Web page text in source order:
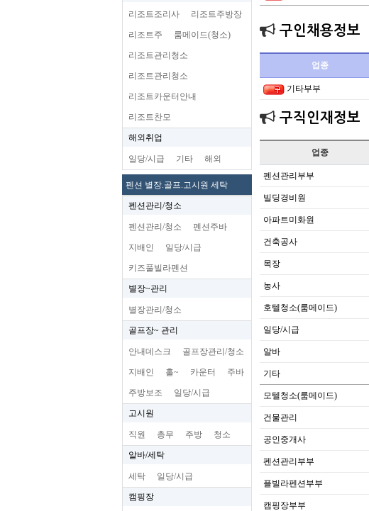
리조트조리사 리조트주방장
리조트주 룸메이드(청소)
리조트관리청소
리조트관리청소
리조트카운터안내
리조트찬모
해외취업
일당/시급 기타 해외
펜션 별장.골프.고시원 세탁
펜션관리/청소
펜션관리/청소 펜션주바
지배인 일당/시급
키즈풀빌라펜션
별장~관리
별장관리/청소
골프장~ 관리
안내데스크 골프장관리/청소
지배인 홀~ 카운터 주바
주방보조 일당/시급
고시원
직원 총무 주방 청소
알바/세탁
세탁 일당/시급
캠핑장
구인채용정보
업종
기타부부
구직인재정보
업종
펜션관리부부
빌딩경비원
아파트미화원
건축공사
목장
농사
호텔청소(룸메이드)
일당/시급
알바
기타
모텔청소(룸메이드)
건물관리
공인중개사
펜션관리부부
플빌라펜션부부
캠핑장부부